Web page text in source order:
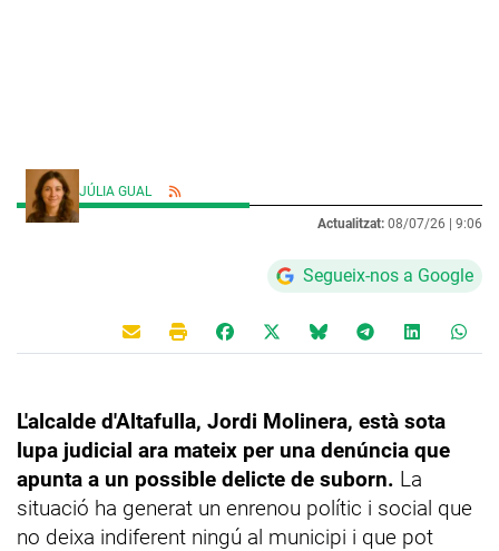
JÚLIA GUAL
Actualitzat: 08/07/26 | 9:06
Segueix-nos a Google
L'alcalde d'Altafulla, Jordi Molinera, està sota
lupa judicial ara mateix per una denúncia que
apunta a un possible delicte de suborn. La
situació ha generat un enrenou polític i social que
no deixa indiferent ningú al municipi i que pot